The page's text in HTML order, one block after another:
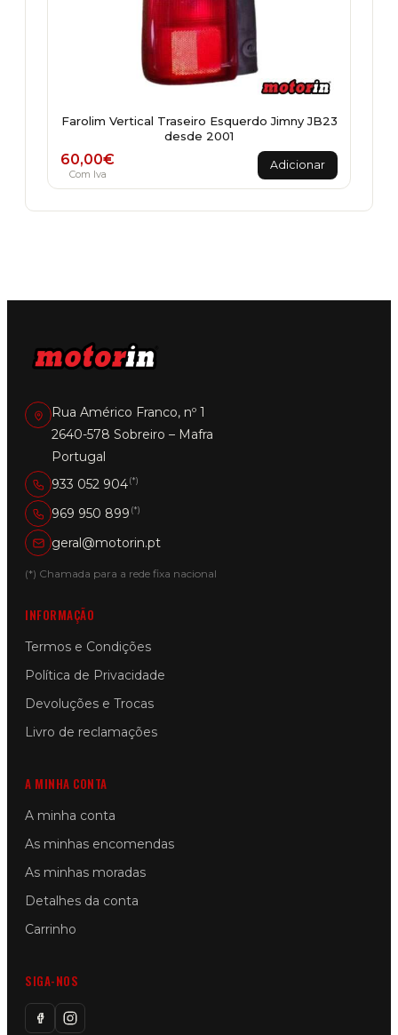
Farolim Vertical Traseiro Esquerdo Jimny JB23
desde 2001
60,00€
Com Iva
Adicionar
Rua Américo Franco, nº 1
2640-578 Sobreiro – Mafra
Portugal
933 052 904(*)
969 950 899 (*)
geral@motorin.pt
(*) Chamada para a rede fixa nacional
INFORMAÇÃO
Termos e Condições
Política de Privacidade
Devoluções e Trocas
Livro de reclamações
A MINHA CONTA
A minha conta
As minhas encomendas
As minhas moradas
Detalhes da conta
Carrinho
SIGA-NOS